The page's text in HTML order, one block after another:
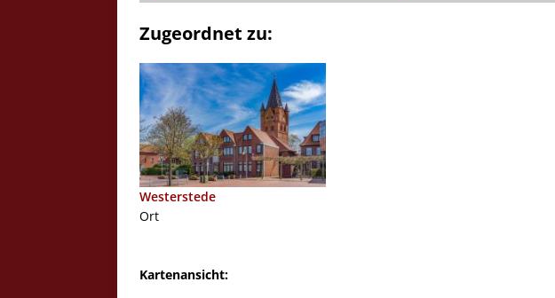
Zugeordnet zu:
Westerstede
Ort
Kartenansicht: